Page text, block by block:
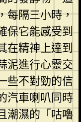
每隔三小時，
保它能感受到
在精神上達到
泥進行心靈交
些不對勁的信
汽車喇叭同時
潮濕的「咕嚕